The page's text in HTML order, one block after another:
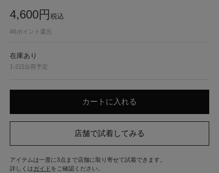
4,600円税込
46ポイント還元
在庫あり
1-2日出荷予定
アイテムは一度に3点まで店舗に取り寄せて試着できます。
詳しくはガイド をご確認ください。